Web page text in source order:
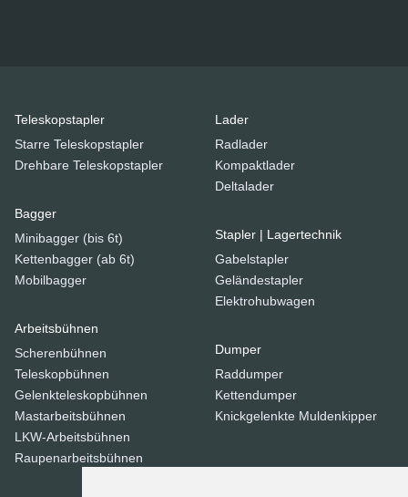
Teleskopstapler
Starre Teleskopstapler
Drehbare Teleskopstapler
Bagger
Minibagger (bis 6t)
Kettenbagger (ab 6t)
Mobilbagger
Arbeitsbühnen
Scherenbühnen
Teleskopbühnen
Gelenkteleskopbühnen
Mastarbeitsbühnen
LKW-Arbeitsbühnen
Raupenarbeitsbühnen
Lader
Radlader
Kompaktlader
Deltalader
Stapler | Lagertechnik
Gabelstapler
Geländestapler
Elektrohubwagen
Dumper
Raddumper
Kettendumper
Knickgelenkte Muldenkipper